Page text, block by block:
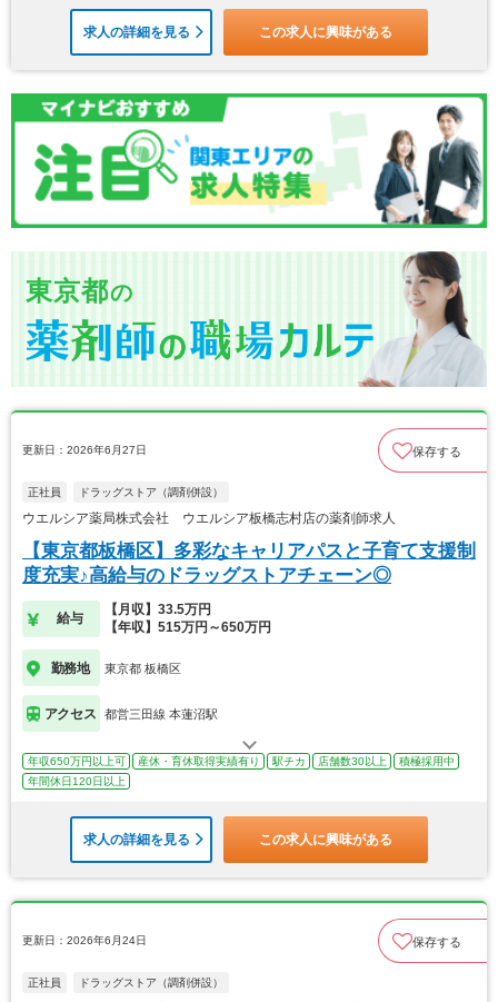
求人の詳細を見る この求人に興味がある
東京都の
更新日：2026年6月27日 保存する
正社員 ドラッグストア（調剤併設）
ウエルシア薬局株式会社 ウエルシア板橋志村店の薬剤師求人
【東京都板橋区】多彩なキャリアパスと子育て支援制
度充実♪高給与のドラッグストアチェーン◎
給与
【月収】33.5万円
【年収】515万円～650万円
勤務地 東京都 板橋区
アクセス 都営三田線 本蓮沼駅
年収650万円以上可 産休・育休取得実績有り 駅チカ 店舗数30以上
積極採用中
年間休日120日以上
求人の詳細を見る この求人に興味がある
更新日：2026年6月24日 保存する
正社員 ドラッグストア（調剤併設）